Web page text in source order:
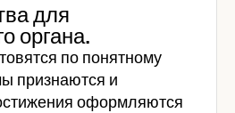
для
органа.
по понятному
признаются и
оформляются